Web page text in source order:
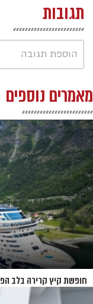
תגובות
הוספת תגובה
מאמרים נוספים
קרוז רחבת היקף